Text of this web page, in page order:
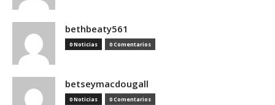
bethbeaty561
0 Noticias 0 Comentarios
betseymacdougall
0 Noticias 0 Comentarios